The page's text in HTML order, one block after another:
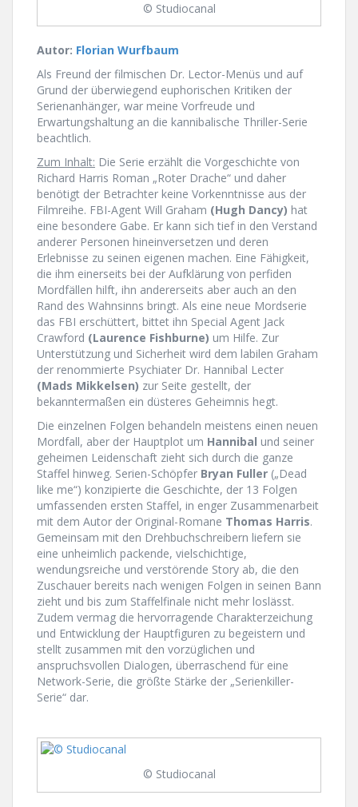
© Studiocanal
Autor: Florian Wurfbaum
Als Freund der filmischen Dr. Lector-Menüs und auf
Grund der überwiegend euphorischen Kritiken der
Serienanhänger, war meine Vorfreude und
Erwartungshaltung an die kannibalische Thriller-Serie
beachtlich.
Zum Inhalt: Die Serie erzählt die Vorgeschichte von
Richard Harris Roman „Roter Drache“ und daher
benötigt der Betrachter keine Vorkenntnisse aus der
Filmreihe. FBI-Agent Will Graham (Hugh Dancy) hat
eine besondere Gabe. Er kann sich tief in den Verstand
anderer Personen hineinversetzen und deren
Erlebnisse zu seinen eigenen machen. Eine Fähigkeit,
die ihm einerseits bei der Aufklärung von perfiden
Mordfällen hilft, ihn andererseits aber auch an den
Rand des Wahnsinns bringt. Als eine neue Mordserie
das FBI erschüttert, bittet ihn Special Agent Jack
Crawford (Laurence Fishburne) um Hilfe. Zur
Unterstützung und Sicherheit wird dem labilen Graham
der renommierte Psychiater Dr. Hannibal Lecter
(Mads Mikkelsen) zur Seite gestellt, der
bekanntermaßen ein düsteres Geheimnis hegt.
Die einzelnen Folgen behandeln meistens einen neuen
Mordfall, aber der Hauptplot um Hannibal und seiner
geheimen Leidenschaft zieht sich durch die ganze
Staffel hinweg. Serien-Schöpfer Bryan Fuller („Dead
like me“) konzipierte die Geschichte, der 13 Folgen
umfassenden ersten Staffel, in enger Zusammenarbeit
mit dem Autor der Original-Romane Thomas Harris.
Gemeinsam mit den Drehbuchschreibern liefern sie
eine unheimlich packende, vielschichtige,
wendungsreiche und verstörende Story ab, die den
Zuschauer bereits nach wenigen Folgen in seinen Bann
zieht und bis zum Staffelfinale nicht mehr loslässt.
Zudem vermag die hervorragende Charakterzeichung
und Entwicklung der Hauptfiguren zu begeistern und
stellt zusammen mit den vorzüglichen und
anspruchsvollen Dialogen, überraschend für eine
Network-Serie, die größte Stärke der „Serienkiller-
Serie“ dar.
© Studiocanal